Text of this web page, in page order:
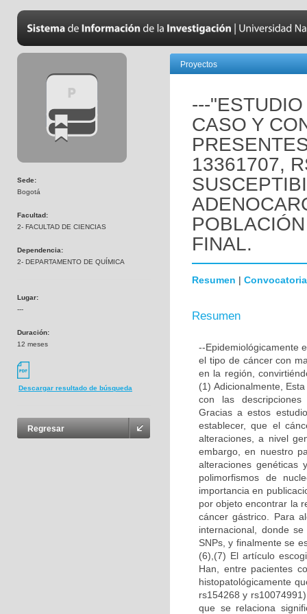
Sede:
Bogotá
Facultad:
2- FACULTAD DE CIENCIAS
Dependencia:
2- DEPARTAMENTO DE QUÍMICA
Lugar:
---
Duración:
12 meses
Descargar resultado de búsqueda
Regresar
Proyectos
---
CASO Y
13361707,
FINAL.
Resumen | Convocatoria
Resumen
--Epidemiológicamente
el tipo de cáncer con
en la región,
(1) Adicionalmente,
con las descripciones
Gracias a estos
establecer, que el
alteraciones, a nivel
embargo, en nuestro
alteraciones genéticas
polimorfismos de
importancia en
por objeto encontrar la
cáncer gástrico. Para
internacional, donde
SNPs, y finalmente se
(6),(7) El artículo
Han, entre pacientes
histopatológicamente
rs154268 y
que se relaciona